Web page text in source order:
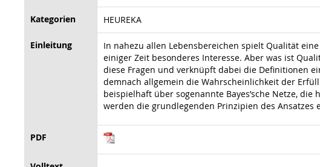
Kategorien HEUREKA
Einleitung
In nahezu allen Lebensbereichen spielt Qualität
einiger Zeit besonderes Interesse. Aber was ist
diese Fragen und verknüpft dabei die Definitionen
demnach allgemein die Wahrscheinlichkeit der
beispielhaft über sogenannte Bayes’sche Netze,
werden die grundlegenden Prinzipien des Ansatzes
PDF